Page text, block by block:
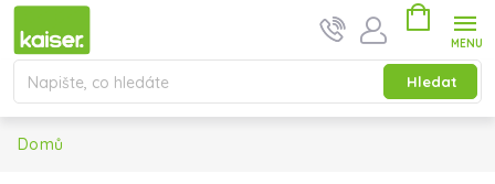
Přejít na obsah
Hledat
Nákupní
Domů